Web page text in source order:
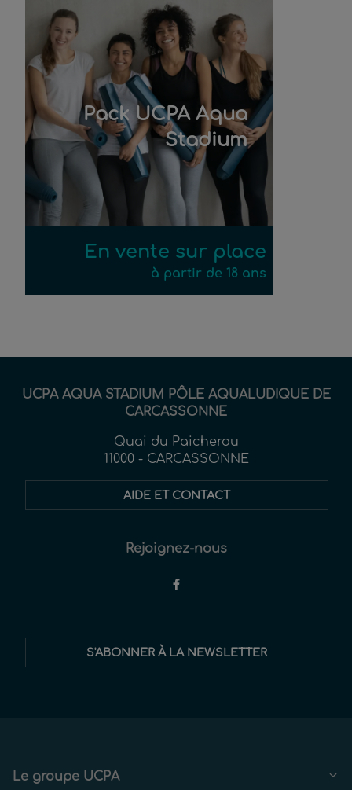
Pack UCPA Aqua
Stadium
En vente sur place
à partir de 18 ans
UCPA AQUA STADIUM PÔLE AQUALUDIQUE DE
CARCASSONNE
Quai du Paicherou
11000 - CARCASSONNE
AIDE ET CONTACT
Rejoignez-nous
informés
S'ABONNER À LA NEWSLETTER
Le groupe UCPA